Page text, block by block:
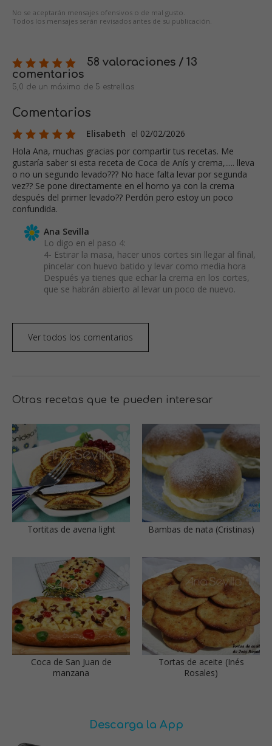
No se aceptarán mensajes ofensivos o de mal gusto.
Todos los mensajes serán revisados antes de su publicación.
58 valoraciones / 13
comentarios
5,0 de un máximo de 5 estrellas
Comentarios
Elisabeth el 02/02/2026
Hola Ana, muchas gracias por compartir tus recetas. Me
gustaría saber si esta receta de Coca de Anís y crema,..... lleva
o no un segundo levado??? No hace falta levar por segunda
vez?? Se pone directamente en el horno ya con la crema
después del primer levado?? Perdón pero estoy un poco
confundida.
Ana Sevilla
Lo digo en el paso 4:
4- Estirar la masa, hacer unos cortes sin llegar al final,
pincelar con huevo batido y levar como media hora
Después ya tienes que echar la crema en los cortes,
que se habrán abierto al levar un poco de nuevo.
Ver todos los comentarios
Otras recetas que te pueden interesar
Tortitas de avena light Bambas de nata (Cristinas)
Coca de San Juan de
manzana
Tortas de aceite (Inés
Rosales)
Descarga la App